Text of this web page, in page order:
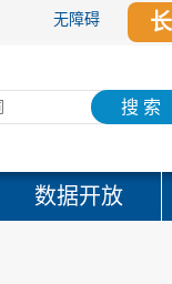
无障碍
搜 索
数据开放